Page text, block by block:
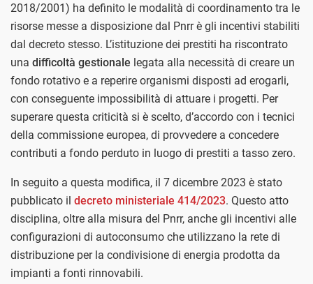
2018/2001) ha definito le modalità di coordinamento tra le
risorse messe a disposizione dal Pnrr è gli incentivi stabiliti
dal decreto stesso. L’istituzione dei prestiti ha riscontrato
una difficoltà gestionale legata alla necessità di creare un
fondo rotativo e a reperire organismi disposti ad erogarli,
con conseguente impossibilità di attuare i progetti. Per
superare questa criticità si è scelto, d’accordo con i tecnici
della commissione europea, di provvedere a concedere
contributi a fondo perduto in luogo di prestiti a tasso zero.
In seguito a questa modifica, il 7 dicembre 2023 è stato
pubblicato il decreto ministeriale 414/2023. Questo atto
disciplina, oltre alla misura del Pnrr, anche gli incentivi alle
configurazioni di autoconsumo che utilizzano la rete di
distribuzione per la condivisione di energia prodotta da
impianti a fonti rinnovabili.